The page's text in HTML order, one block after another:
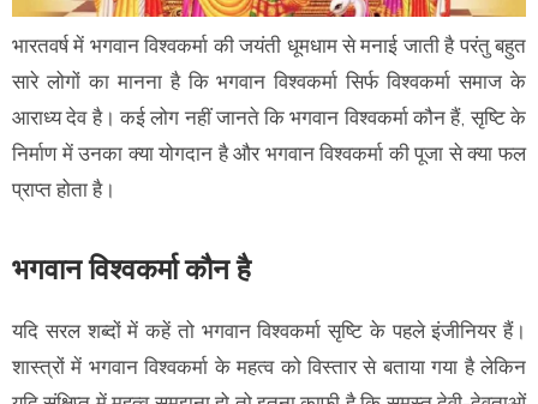
भारतवर्ष में भगवान विश्वकर्मा की जयंती धूमधाम से मनाई जाती है परंतु बहुत
सारे लोगों का मानना है कि भगवान विश्वकर्मा सिर्फ विश्वकर्मा समाज के
आराध्य देव है। कई लोग नहीं जानते कि भगवान विश्वकर्मा कौन हैं, सृष्टि के
निर्माण में उनका क्या योगदान है और भगवान विश्वकर्मा की पूजा से क्या फल
प्राप्त होता है।
भगवान विश्वकर्मा कौन है
यदि सरल शब्दों में कहें तो भगवान विश्वकर्मा सृष्टि के पहले इंजीनियर हैं।
शास्त्रों में भगवान विश्वकर्मा के महत्व को विस्तार से बताया गया है लेकिन